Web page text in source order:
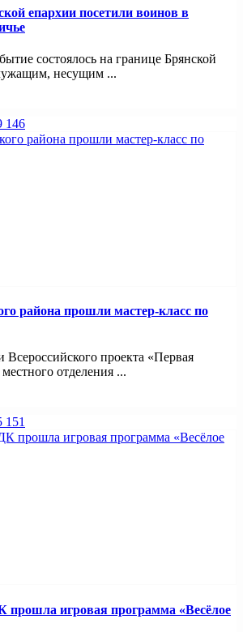
епархии посетили воинов в
состоялось на границе Брянской
несущим ...
146
района прошли мастер-класс по
Всероссийского проекта «Первая
отделения ...
151
прошла игровая программа «Весёлое